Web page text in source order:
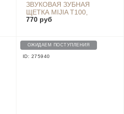
ЗВУКОВАЯ ЗУБНАЯ
ЩЕТКА MIJIA T100,
РОЗОВЫЙ
770 руб
ОЖИДАЕМ ПОСТУПЛЕНИЯ
ID: 275940